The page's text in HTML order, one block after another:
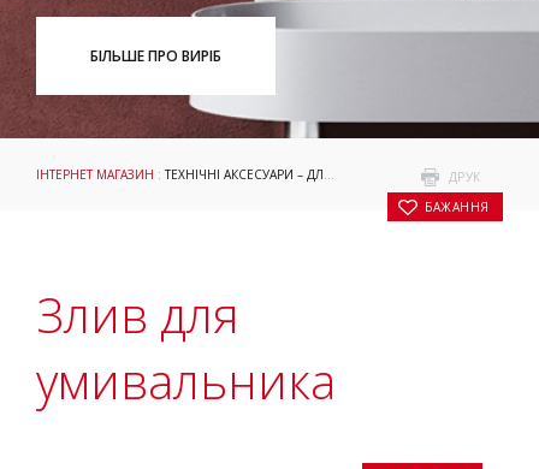
БІЛЬШЕ ПРО ВИРІБ
ДРУК
БАЖАННЯ
ІНТЕРНЕТ МАГАЗИН :ТЕХНІЧНІ АКСЕСУАРИ – ДЛЯ УМИВАЛЬНИКІВ : АКСЕСУАРИ
Злив для
умивальника